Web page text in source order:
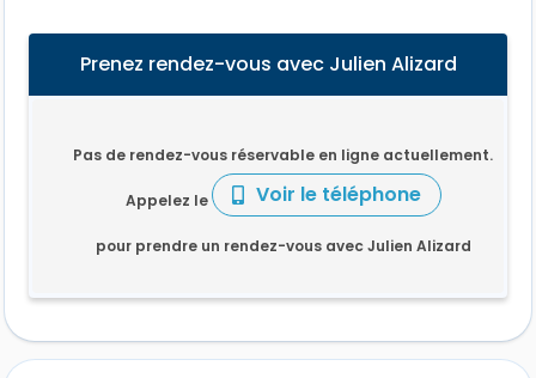
Prenez rendez-vous avec Julien Alizard
Pas de rendez-vous réservable en ligne actuellement.
Appelez le Voir le téléphone
pour prendre un rendez-vous avec Julien Alizard